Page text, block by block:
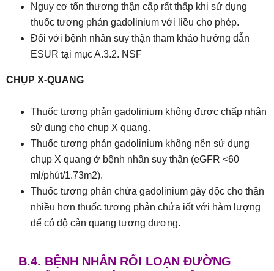
Nguy cơ tổn thương thận cấp rất thấp khi sử dụng
thuốc tương phản gadolinium với liều cho phép.
Đối với bệnh nhân suy thận tham khảo hướng dẫn
ESUR tại mục A.3.2. NSF
CHỤP X-QUANG
Thuốc tương phản gadolinium không được chấp nhận
sử dụng cho chụp X quang.
Thuốc tương phản gadolinium không nên sử dụng
chụp X quang ở bệnh nhân suy thận (eGFR <60
ml/phút/1.73m2).
Thuốc tương phản chứa gadolinium gây độc cho thận
nhiều hơn thuốc tương phản chứa iốt với hàm lượng
để có độ cản quang tương đương.
B.4. BỆNH NHÂN RỐI LOẠN ĐƯỜNG